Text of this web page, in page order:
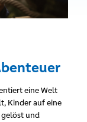
eine Welt
Kinder auf eine
gelöst und